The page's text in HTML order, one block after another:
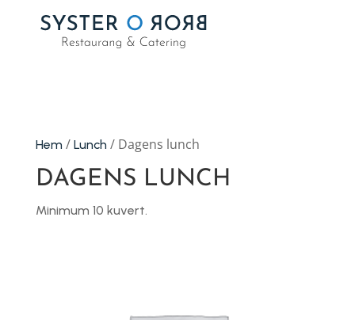
Hem / Lunch / Dagens lunch
DAGENS LUNCH
Minimum 10 kuvert.